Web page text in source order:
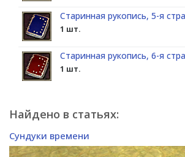
Старинная рукопись, 5-я
1 шт.
Старинная рукопись, 6-я
1 шт.
Найдено в статьях:
Сундуки времени